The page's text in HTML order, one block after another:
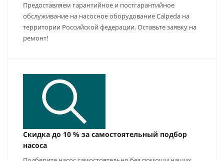
Предоставляем гарантийное и постгарантийное
обслуживание на насосное оборудование Calpeda на
территории Российской федерации. Оставьте заявку на
ремонт!
Скидка до 10 % за самостоятельный подбор
насоса